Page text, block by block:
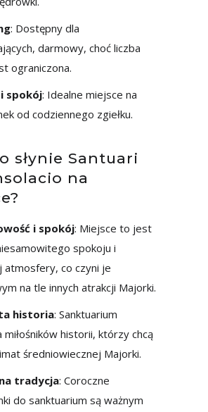
: Dostępny dla
darmowy, choć liczba
ograniczona.
i spokój: Idealne miejsce na
od codziennego zgiełku.
słynie Santuari
na
i spokój: Miejsce to jest
spokoju i
atmosfery, co czyni je
na tle innych atrakcji Majorki.
historia: Sanktuarium
miłośników historii, którzy chcą
średniowiecznej Majorki.
tradycja: Coroczne
do sanktuarium są ważnym